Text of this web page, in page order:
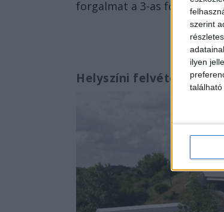
szerint
ilyen
található
forgalmat a 3-as főútra.
Helyszíni felvétel az